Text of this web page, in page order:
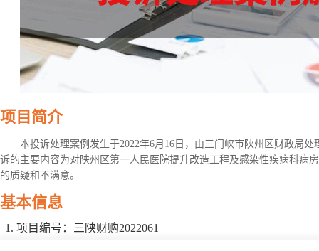
项目简介
本投诉处理案例发生于2022年6月16日，由三门峡市陕州区财政局
诉的主要内容为对陕州区第一人民医院提升改造工程及感染性疾病科病
的质疑和不满意。
基本信息
项目编号：三陕财购2022061